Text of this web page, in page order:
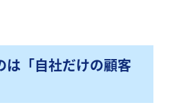
「自社だけの顧客